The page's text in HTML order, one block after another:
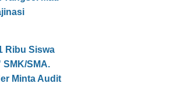
Ribu Siswa
SMA.
Minta Audit